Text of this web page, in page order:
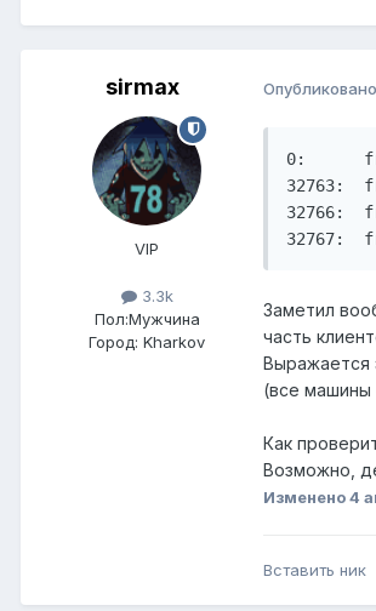
sirmax
VIP
3.3k
Пол:Мужчина
Город: Kharkov
Опубликовано
0:
32763:
32766:
32767:
Заметил
часть
Выражается
(все машины
Как
Возможно,
Изменено4
Вставить ник